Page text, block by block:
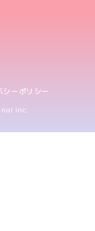
シーポリシー
Inc.